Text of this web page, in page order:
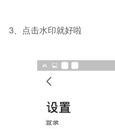
3、点击水印就好啦